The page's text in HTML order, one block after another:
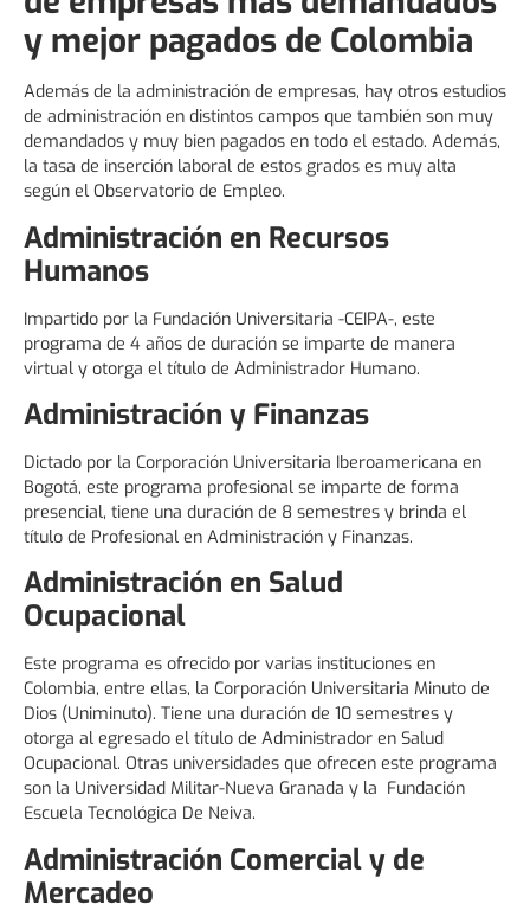
y mejor pagados de Colombia
Además de la administración de empresas, hay otros estudios
de administración en distintos campos que también son muy
demandados y muy bien pagados en todo el estado. Además,
la tasa de inserción laboral de estos grados es muy alta
según el Observatorio de Empleo.
Administración en Recursos
Humanos
Impartido por la Fundación Universitaria -CEIPA-, este
programa de 4 años de duración se imparte de manera
virtual y otorga el título de Administrador Humano.
Administración y Finanzas
Dictado por la Corporación Universitaria Iberoamericana en
Bogotá, este programa profesional se imparte de forma
presencial, tiene una duración de 8 semestres y brinda el
título de Profesional en Administración y Finanzas.
Administración en Salud
Ocupacional
Este programa es ofrecido por varias instituciones en
Colombia, entre ellas, la Corporación Universitaria Minuto de
Dios (Uniminuto). Tiene una duración de 10 semestres y
otorga al egresado el título de Administrador en Salud
Ocupacional. Otras universidades que ofrecen este programa
son la Universidad Militar-Nueva Granada y la Fundación
Escuela Tecnológica De Neiva.
Administración Comercial y de
Mercadeo